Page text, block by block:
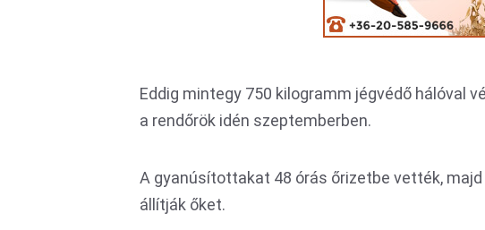
Eddig mintegy 750 kilogramm jégvédő hálóval
a rendőrök idén szeptemberben.
A gyanúsítottakat 48 órás őrizetbe vették,
állítják őket.